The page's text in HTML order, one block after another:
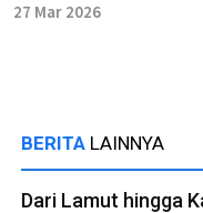
27 Mar 2026
BERITA LAINNYA
Dari Lamut hingga